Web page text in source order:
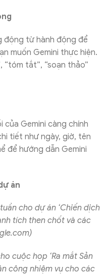
động từ hành động để
muốn Gemini thực hiện.
“tóm tắt”, “soạn thảo”
của Gemini càng chính
tiết như ngày, giờ, tên
để hướng dẫn Gemini
án
cho dự án ‘Chiến dịch
tích then chốt và các
cuộc họp ‘Ra mắt Sản
công nhiệm vụ cho các